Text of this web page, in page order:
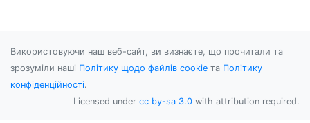
Використовуючи наш веб-сайт, ви визнаєте, що прочитали та
зрозуміли наші Політику щодо файлів cookie та Політику
конфіденційності.
Licensed under cc by-sa 3.0 with attribution required.